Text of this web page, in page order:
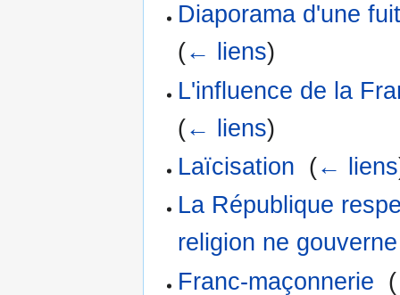
Diaporama d'une
(← liens)
L'influence de la
(← liens)
Laïcisation (← liens
La République
religion ne
Franc-maçonnerie (